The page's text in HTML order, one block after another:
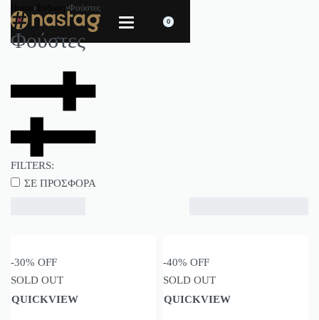
0
› ›Φούστες
Φούστες
FILTERS:
ΣΕ ΠΡΟΣΦΟΡΑ
-30% OFF
SOLD OUT
QUICKVIEW
-40% OFF
SOLD OUT
QUICKVIEW